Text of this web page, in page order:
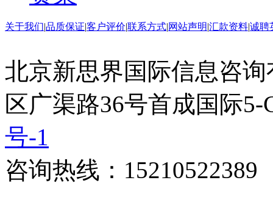
关于我们|品质保证|客户评价|联系方式|网站声明|汇款资料|诚聘
北京新思界国际信息咨
区广渠路36号首成国际
号-1
咨询热线：